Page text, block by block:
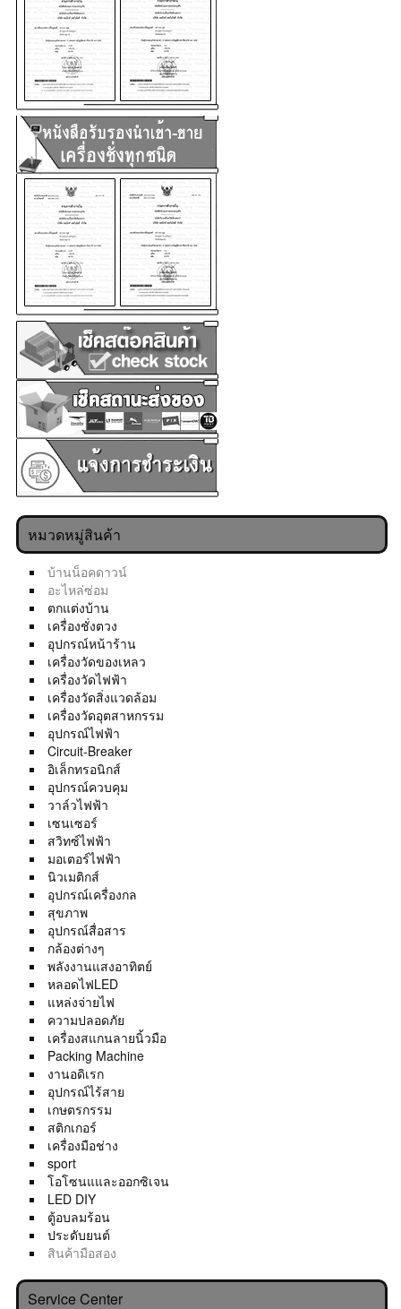
หมวดหมู่สินค้า
บ้านน็อคดาวน์
อะไหล่ซ่อม
ตกแต่งบ้าน
เครื่องชั่งตวง
อุปกรณ์หน้าร้าน
เครื่องวัดของเหลว
เครื่องวัดไฟฟ้า
เครื่องวัดสิ่งแวดล้อม
เครื่องวัดอุตสาหกรรม
อุปกรณ์ไฟฟ้า
Circuit-Breaker
อิเล็กทรอนิกส์
อุปกรณ์ควบคุม
วาล์วไฟฟ้า
เซนเซอร์
สวิทซ์ไฟฟ้า
มอเตอร์ไฟฟ้า
นิวเมติกส์
อุปกรณ์เครื่องกล
สุขภาพ
อุปกรณ์สื่อสาร
กล้องต่างๆ
พลังงานแสงอาทิตย์
หลอดไฟLED
แหล่งจ่ายไฟ
ความปลอดภัย
เครื่องสแกนลายนิ้วมือ
Packing Machine
งานอดิเรก
อุปกรณ์ไร้สาย
เกษตรกรรม
สติกเกอร์
เครื่องมือช่าง
sport
โอโซนแและออกซิเจน
LED DIY
ตู้อบลมร้อน
ประดับยนต์
สินค้ามือสอง
Service Center